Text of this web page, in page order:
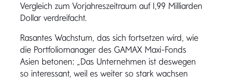
Vergleich zum Vorjahreszeitraum auf 1,99 Milliarden
Dollar verdreifacht.
Rasantes Wachstum, das sich fortsetzen wird, wie
die Portfoliomanager des GAMAX Maxi-Fonds
Asien betonen: „Das Unternehmen ist deswegen
so interessant, weil es weiter so stark wachsen